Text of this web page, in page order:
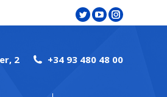
Twitter
in
YouTube
in
Instagram
in
2 +34 93 480 48 00